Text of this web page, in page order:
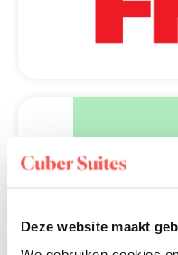
Deze website maakt